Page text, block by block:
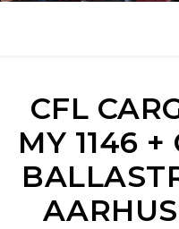
CFL
MY 1146 +